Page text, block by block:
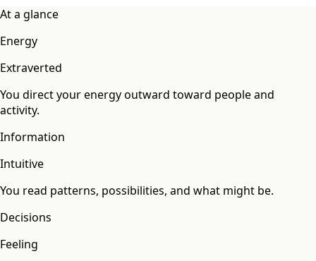
At a glance
Energy
Extraverted
You direct your energy outward toward people and
activity.
Information
Intuitive
You read patterns, possibilities, and what might be.
Decisions
Feeling